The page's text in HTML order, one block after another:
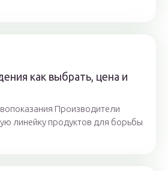
как выбрать, цена и
Производители
линейку продуктов для борьбы